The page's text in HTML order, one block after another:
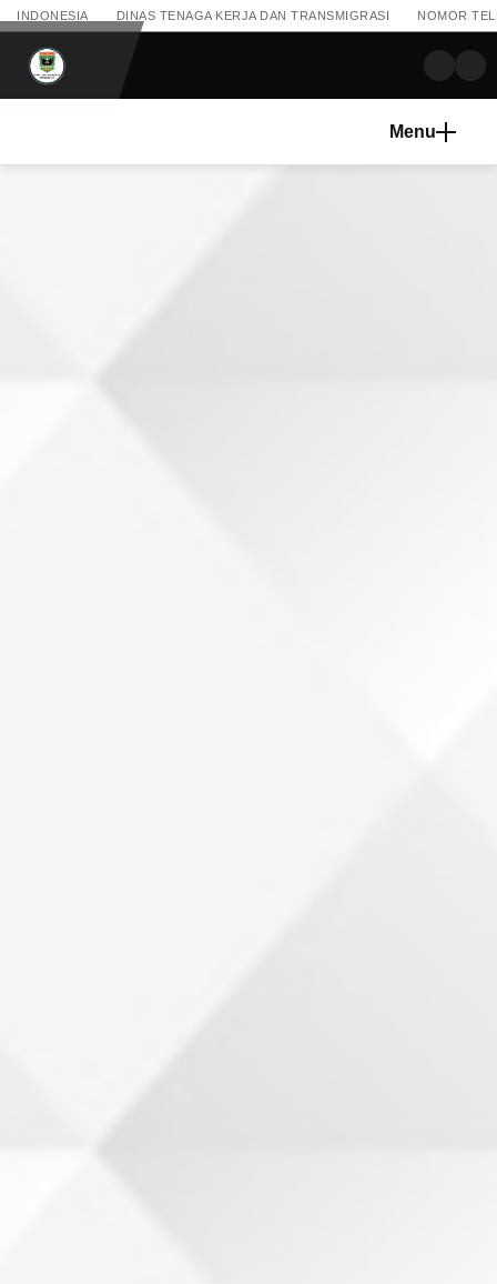
INDONESIA DINAS TENAGA KERJA DAN TRANSMIGRASI NOMOR
Menu